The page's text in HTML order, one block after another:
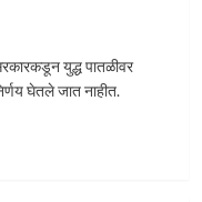
युद्ध पातळीवर
घेतले जात नाहीत.